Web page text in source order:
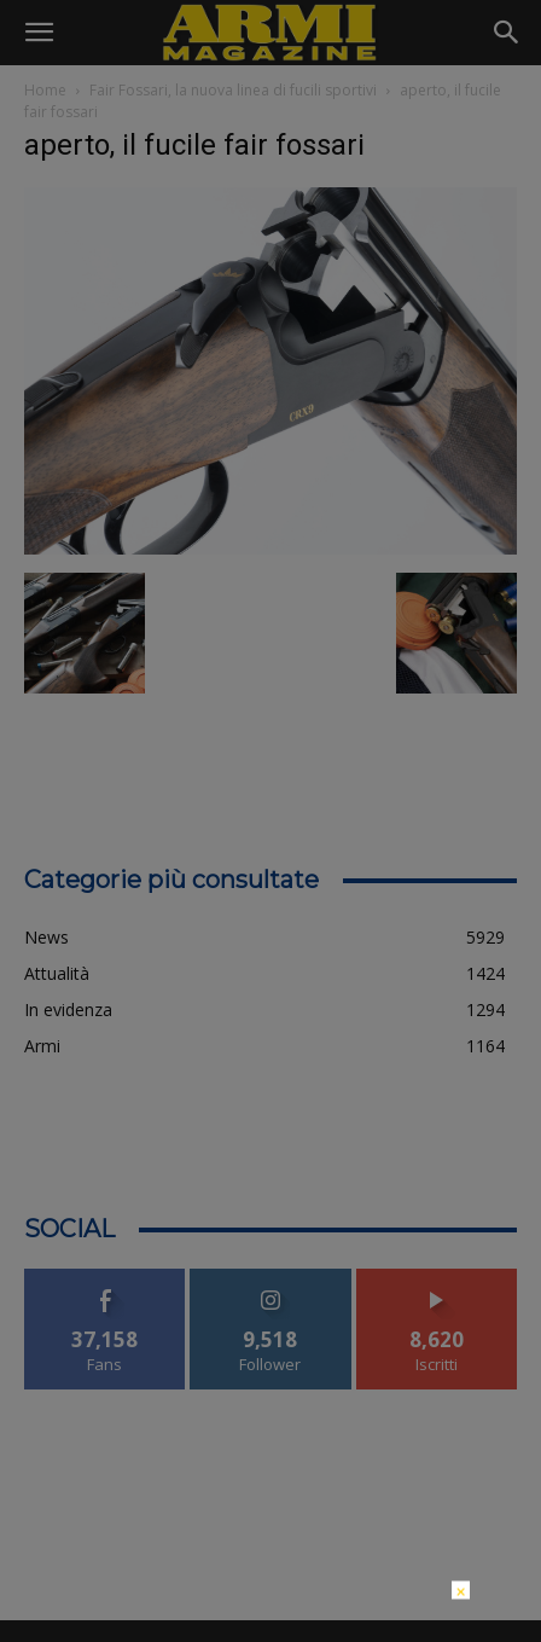
Home Fair Fossari, la nuova linea di fucili sportivi
aperto, il fucile
fair fossari
aperto, il fucile fair fossari
Categorie più consultate
News
5929
Attualità
1424
In evidenza
1294
Armi
1164
SOCIAL
37,158
Fans
9,518
Follower
8,620
Iscritti
×